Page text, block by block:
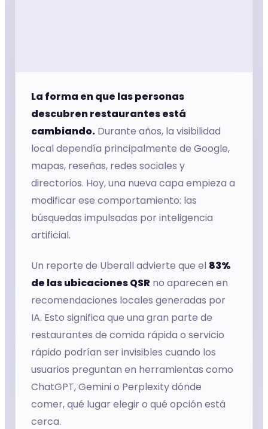
Chihuahua: +52 (614) 474 10 00
CDMX:+52 55 4209 4356
La forma en que las personas
descubren restaurantes está
cambiando. Durante años, la visibilidad
local dependía principalmente de Google,
mapas, reseñas, redes sociales y
directorios. Hoy, una nueva capa empieza a
modificar ese comportamiento: las
búsquedas impulsadas por inteligencia
artificial.
Un reporte de Uberall advierte que el 83%
de las ubicaciones QSR no aparecen en
recomendaciones locales generadas por
IA. Esto significa que una gran parte de
restaurantes de comida rápida o servicio
rápido podrían ser invisibles cuando los
usuarios preguntan en herramientas como
ChatGPT, Gemini o Perplexity dónde
comer, qué lugar elegir o qué opción está
cerca.